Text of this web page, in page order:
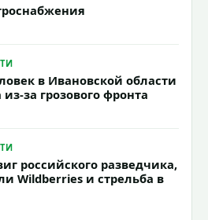
в Ивановской области
за грозового фронта
российского разведчика,
Wildberries и стрельба в